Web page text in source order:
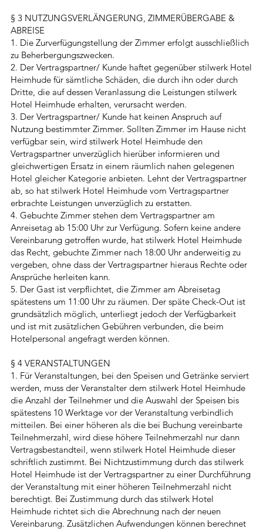
§ 3 NUTZUNGSVERLÄNGERUNG, ZIMMERÜBERGABE &
ABREISE
1. Die Zurverfügungstellung der Zimmer erfolgt ausschließlich
zu Beherbergungszwecken.
2. Der Vertragspartner/ Kunde haftet gegenüber stilwerk Hotel
Heimhude für sämtliche Schäden, die durch ihn oder durch
Dritte, die auf dessen Veranlassung die Leistungen stilwerk
Hotel Heimhude erhalten, verursacht werden.
3. Der Vertragspartner/ Kunde hat keinen Anspruch auf
Nutzung bestimmter Zimmer. Sollten Zimmer im Hause nicht
verfügbar sein, wird stilwerk Hotel Heimhude den
Vertragspartner unverzüglich hierüber informieren und
gleichwertigen Ersatz in einem räumlich nahen gelegenen
Hotel gleicher Kategorie anbieten. Lehnt der Vertragspartner
ab, so hat stilwerk Hotel Heimhude vom Vertragspartner
erbrachte Leistungen unverzüglich zu erstatten.
4. Gebuchte Zimmer stehen dem Vertragspartner am
Anreisetag ab 15:00 Uhr zur Verfügung. Sofern keine andere
Vereinbarung getroffen wurde, hat stilwerk Hotel Heimhude
das Recht, gebuchte Zimmer nach 18:00 Uhr anderweitig zu
vergeben, ohne dass der Vertragspartner hieraus Rechte oder
Ansprüche herleiten kann.
5. Der Gast ist verpflichtet, die Zimmer am Abreisetag
spätestens um 11:00 Uhr zu räumen. Der späte Check-Out ist
grundsätzlich möglich, unterliegt jedoch der Verfügbarkeit
und ist mit zusätzlichen Gebühren verbunden, die beim
Hotelpersonal angefragt werden können.
§ 4 VERANSTALTUNGEN
1. Für Veranstaltungen, bei den Speisen und Getränke serviert
werden, muss der Veranstalter dem stilwerk Hotel Heimhude
die Anzahl der Teilnehmer und die Auswahl der Speisen bis
spätestens 10 Werktage vor der Veranstaltung verbindlich
mitteilen. Bei einer höheren als die bei Buchung vereinbarte
Teilnehmerzahl, wird diese höhere Teilnehmerzahl nur dann
Vertragsbestandteil, wenn stilwerk Hotel Heimhude dieser
schriftlich zustimmt. Bei Nichtzustimmung durch das stilwerk
Hotel Heimhude ist der Vertragspartner zu einer Durchführung
der Veranstaltung mit einer höheren Teilnehmerzahl nicht
berechtigt. Bei Zustimmung durch das stilwerk Hotel
Heimhude richtet sich die Abrechnung nach der neuen
Vereinbarung. Zusätzlichen Aufwendungen können berechnet